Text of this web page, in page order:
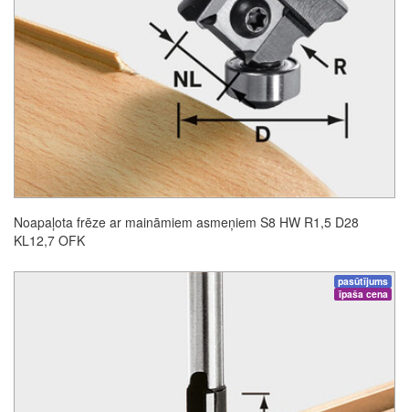
Noapaļota frēze ar maināmiem asmeņiem S8 HW R1,5 D28
KL12,7 OFK
pasūtījums
īpaša cena